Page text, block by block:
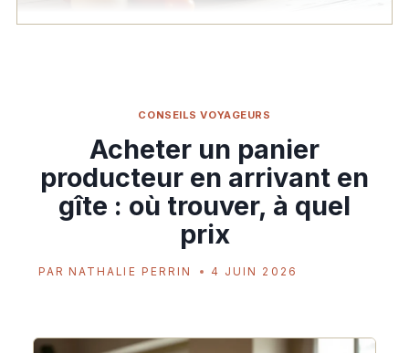
CONSEILS VOYAGEURS
Acheter un panier
producteur en arrivant en
gîte : où trouver, à quel
prix
PAR NATHALIE PERRIN 4 JUIN 2026